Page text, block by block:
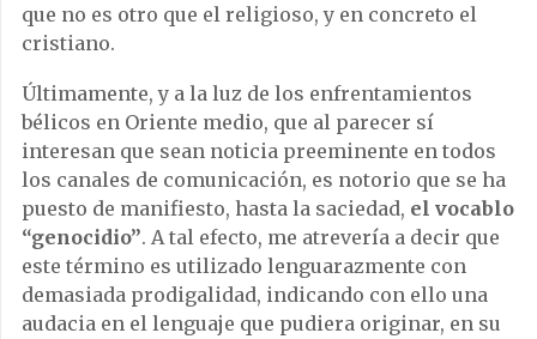
que no es otro que el religioso, y en concreto el
cristiano.
Últimamente, y a la luz de los enfrentamientos
bélicos en Oriente medio, que al parecer sí
interesan que sean noticia preeminente en todos
los canales de comunicación, es notorio que se ha
puesto de manifiesto, hasta la saciedad, el vocablo
“genocidio”. A tal efecto, me atrevería a decir que
este término es utilizado lenguarazmente con
demasiada prodigalidad, indicando con ello una
audacia en el lenguaje que pudiera originar, en su